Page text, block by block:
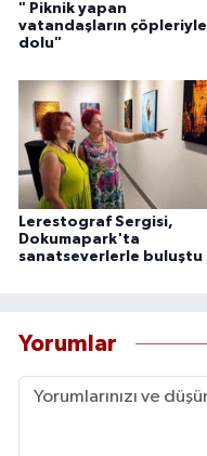
" Piknik yapan
vatandaşların çöpleriyle
dolu"
Lerestograf Sergisi,
Dokumapark'ta
sanatseverlerle buluştu
Yorumlar